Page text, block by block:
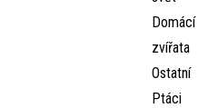
Domácí
zvířata
Ostatní
Ptáci